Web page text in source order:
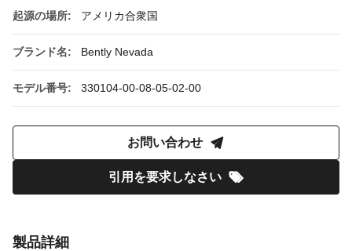
起源の場所: アメリカ合衆国
ブランド名: Bently Nevada
モデル番号: 330104-00-08-05-02-00
お問い合わせ
引用を要求しなさい
製品詳細